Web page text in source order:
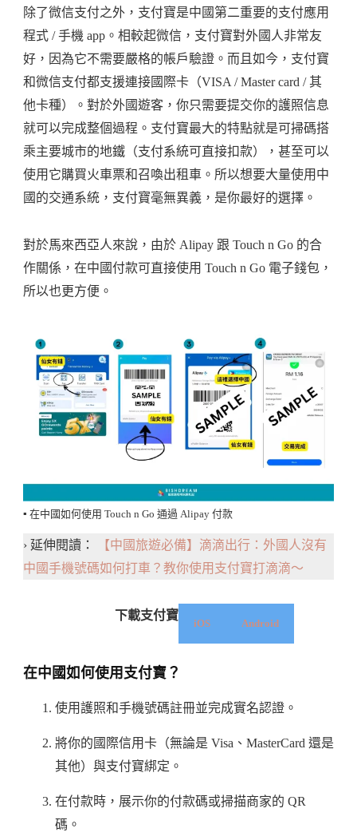
除了微信支付之外，支付寶是中國第二重要的支付應用
程式 / 手機 app。相較起微信，支付寶對外國人非常友
好，因為它不需要嚴格的帳戶驗證。而且如今，支付寶
和微信支付都支援連接國際卡（VISA / Master card / 其
他卡種）。對於外國遊客，你只需要提交你的護照信息
就可以完成整個過程。支付寶最大的特點就是可掃碼搭
乘主要城市的地鐵（支付系統可直接扣款），甚至可以
使用它購買火車票和召喚出租車。所以想要大量使用中
國的交通系統，支付寶毫無異義，是你最好的選擇。
對於馬來西亞人來說，由於 Alipay 跟 Touch n Go 的合
作關係，在中國付款可直接使用 Touch n Go 電子錢包，
所以也更方便。
▪️ 在中國如何使用 Touch n Go 通過 Alipay 付款
› 延伸閱讀：
【中國旅遊必備】滴滴出行：外國人沒有
中國手機號碼如何打車？教你使用支付寶打滴滴～
下載支付寶
iOS Android
在中國如何使用支付寶？
使用護照和手機號碼註冊並完成實名認證。
將你的國際信用卡（無論是 Visa、MasterCard 還是
其他）與支付寶綁定。
在付款時，展示你的付款碼或掃描商家的 QR
碼。